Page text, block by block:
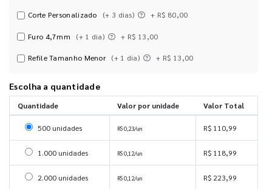
Corte Personalizado (+ 3 dias) + R$ 80,00
Furo 4,7mm (+ 1 dia) + R$ 13,00
Refile Tamanho Menor (+ 1 dia) + R$ 13,00
Escolha a quantidade
Quantidade Valor por unidade Valor Total
Selecionar 500 unidades
500 unidades R$ 0,23/un R$ 110,99
Selecionar 1000 unidades
1.000 unidades R$ 0,12/un R$ 118,99
Selecionar 2000 unidades
2.000 unidades R$ 0,12/un R$ 223,99